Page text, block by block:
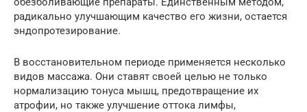
радикально улучшающим качество его жизни, остается
эндопротезирование.
В восстановительном периоде применяется несколько
видов массажа. Они ставят своей целью не только
нормализацию тонуса мышц, предотвращение их
атрофии, но также улучшение оттока лимфы,